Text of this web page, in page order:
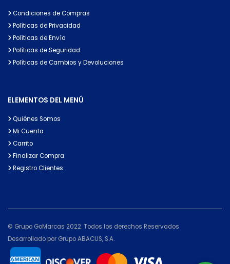
Condiciones de Compras
Políticas de Privacidad
Políticas de Envío
Políticas de Seguridad
Políticas de Cambios y Devoluciones
ELEMENTOS DEL MENÚ
Quiénes Somos
Mi Cuenta
Carrito
Finalizar Compra
Registro Clientes
© Grupo GoMarcas 2022. Todos los derechos Reservados
Desarrollado por Grupo ABACUS, S.A.